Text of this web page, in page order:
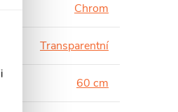
Chrom
Transparentní
60 cm